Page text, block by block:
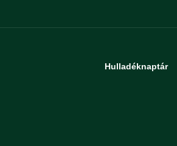
Hulladéknaptár